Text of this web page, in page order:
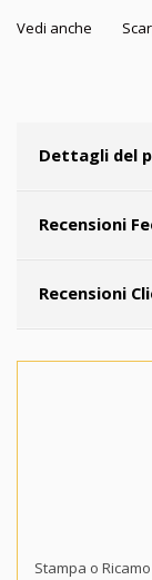
Vedi anche
Dettagli del
Recensioni
Recensioni
Stampa o